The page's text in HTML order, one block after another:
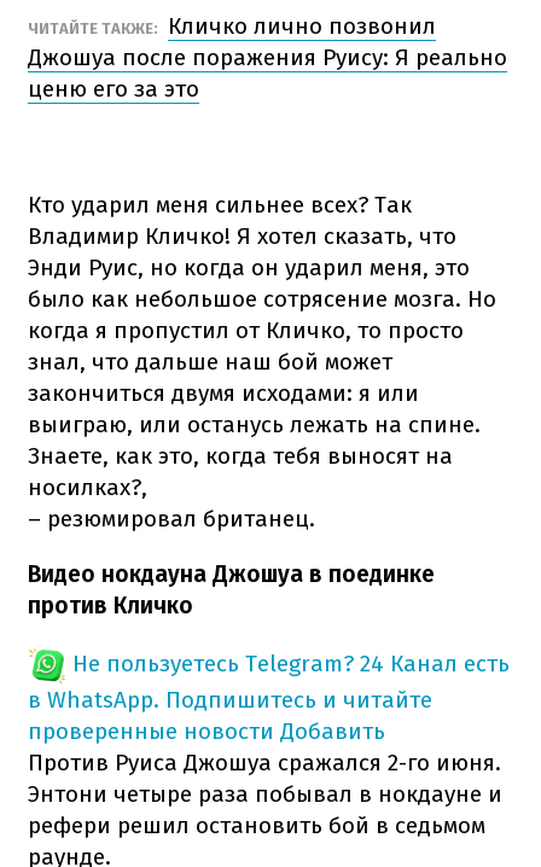
ЧИТАЙТЕ ТАКЖЕ:
Кличко лично позвонил
Джошуа после поражения Руису: Я реально
ценю его за это
Кто ударил меня сильнее всех? Так
Владимир Кличко! Я хотел сказать, что
Энди Руис, но когда он ударил меня, это
было как небольшое сотрясение мозга. Но
когда я пропустил от Кличко, то просто
знал, что дальше наш бой может
закончиться двумя исходами: я или
выиграю, или останусь лежать на спине.
Знаете, как это, когда тебя выносят на
носилках?,
– резюмировал британец.
Видео нокдауна Джошуа в поединке
против Кличко
Не пользуетесь Telegram? 24 Канал есть
в WhatsApp. Подпишитесь и читайте
проверенные новости Добавить
Против Руиса Джошуа сражался 2-го июня.
Энтони четыре раза побывал в нокдауне и
рефери решил остановить бой в седьмом
раунде.